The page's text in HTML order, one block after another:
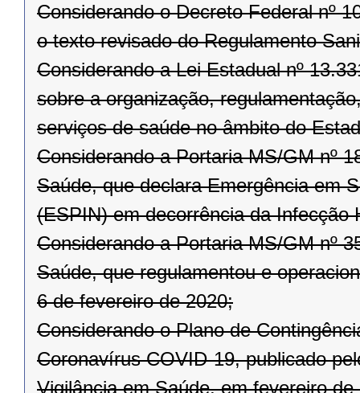
Considerando o Decreto Federal nº
o texto revisado do Regulamento
Considerando a Lei Estadual nº
sobre a organização,
serviços de saúde no âmbito do
Considerando a Portaria MS/GM nº
Saúde, que declara Emergência em
(ESPIN) em decorrência da Infecção
Considerando a Portaria MS/GM nº
Saúde, que regulamentou e
6 de fevereiro de 2020;
Considerando o Plano de
Coronavírus COVID-19, publicado
Vigilância em Saúde, em fevereiro de